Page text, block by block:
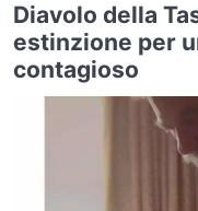
Diavolo della
estinzione per
contagioso